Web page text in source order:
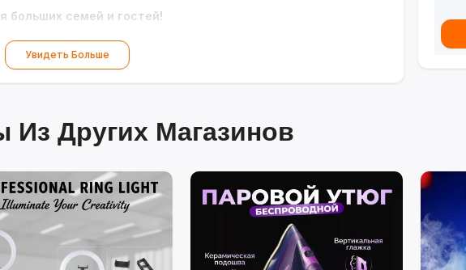
больших семей и гостей!
Увидеть Больше
Других Магазинов